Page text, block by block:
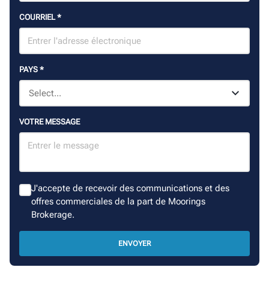
COURRIEL*
PAYS *
VOTRE MESSAGE
J'accepte de recevoir des communications et des
offres commerciales de la part de Moorings
Brokerage.
ENVOYER